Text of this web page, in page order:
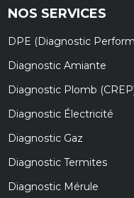
NOS SERVICES
DPE (Diagnostic
Diagnostic Amiante
Diagnostic Plomb
Diagnostic Électricité
Diagnostic Gaz
Diagnostic Termites
Diagnostic Mérule